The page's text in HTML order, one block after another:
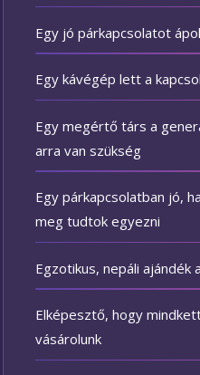
Egy jó párkapcsolatot
Egy kávégép lett a
Egy megértő társ a
arra van szükség
Egy párkapcsolatban jó,
meg tudtok egyezni
Egzotikus, nepáli ajándék
Elképesztő, hogy
vásárolunk